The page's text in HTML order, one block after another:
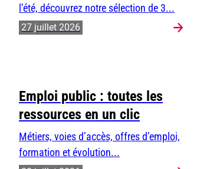
l’été, découvrez notre sélection de 3...
27 juillet 2026
Emploi public : toutes les
ressources en un clic
Métiers, voies d’accès, offres d’emploi,
formation et évolution...